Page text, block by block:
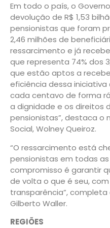
Em todo o país, o
devolução de R$ 1,53
pensionistas que foram
2,46 milhões de
ressarcimento e já
que representa 74% dos
que estão aptos a
eficiência dessa
cada centavo de forma
a dignidade e os direitos
pensionistas”, destaca o
Social, Wolney Queiroz.
“O ressarcimento está
pensionistas em todas
compromisso é garantir
de volta o que é seu,
transparência”, completa
Gilberto Waller.
REGIÕES